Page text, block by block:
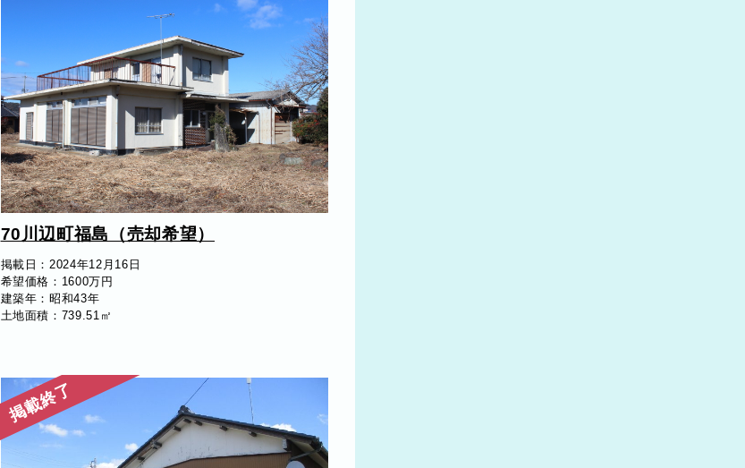
70川辺町福島（売却希望）
掲載日：2024年12月16日
希望価格：1600万円
建築年：昭和43年
土地面積：739.51㎡
掲載終了